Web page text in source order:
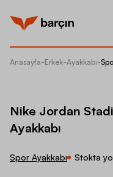
Anasayfa-Erkek-Ayakkabı-
Nike Jordan
Ayakkabı
Spor Ayakkabı Stokta